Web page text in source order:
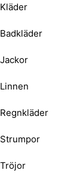
Kläder
Badkläder
Jackor
Linnen
Regnkläder
Strumpor
Tröjor